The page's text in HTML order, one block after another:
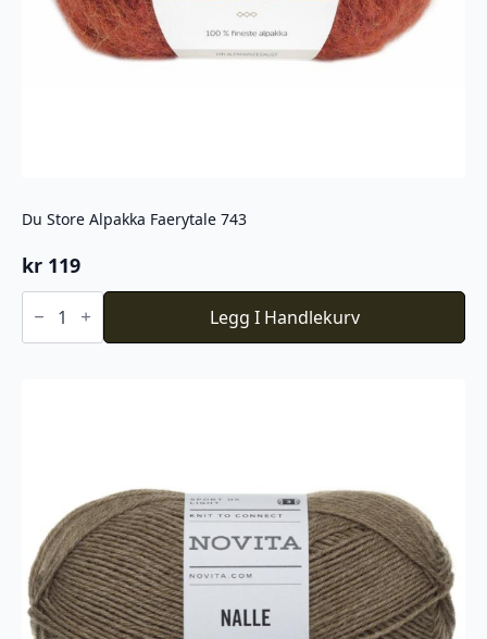
Du Store Alpakka Faerytale 743
kr 119
Du
Store
Faerytale
Legg I Handlekurv